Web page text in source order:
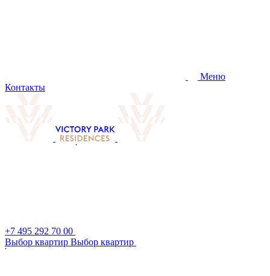
Меню
Контакты
+7 495 292 70 00
Выбор квартир Выбор квартир